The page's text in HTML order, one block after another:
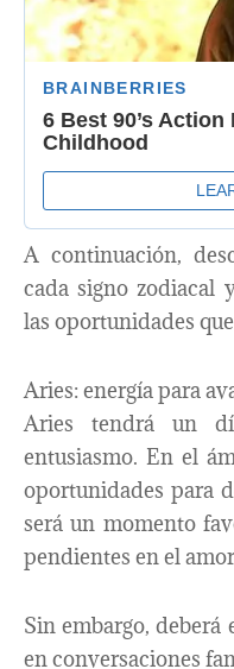
A continuación,
cada signo zodiacal
las oportunidades
Aries: energía para
Aries tendrá un
entusiasmo. En el
oportunidades para
será un momento
pendientes en el
Sin embargo,
en conversaciones